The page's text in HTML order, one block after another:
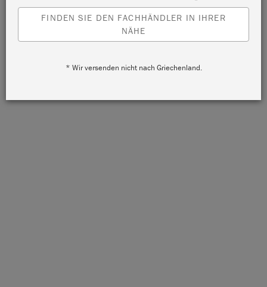
paint a sophisticated tonal landscape onto a vintage cabinet.
FINDEN SIE DEN FACHHÄNDLER IN IHRER
NÄHE
* Wir versenden nicht nach Griechenland.